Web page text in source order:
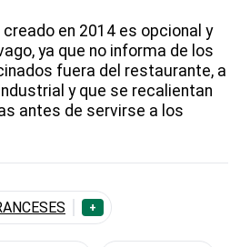
en 2014 es opcional y
ya que no informa de los
fuera del restaurante, a
y que se recalientan
antes de servirse a los
+